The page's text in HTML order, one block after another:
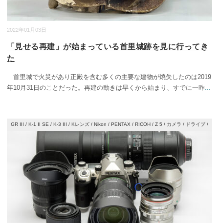
2022年01月03日
「見せる再建」が始まっている首里城跡を見に行ってき
た
首里城で火災があり正殿を含む多くの主要な建物が焼失したのは2019
年10月31日のことだった。再建の動きは早くから始まり、すでに一昨...
GR III / K-1 II SE / K-3 III / Kレンズ / Nikon / PENTAX / RICOH / Z 5 / カメラ / ドライブ /